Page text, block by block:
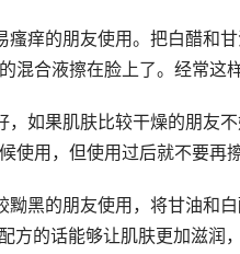
瘙痒的朋友使用。把白醋和
混合液擦在脸上了。经常
，如果肌肤比较干燥的朋友
使用，但使用过后就不要再
黝黑的朋友使用，将甘油和
方的话能够让肌肤更加滋润